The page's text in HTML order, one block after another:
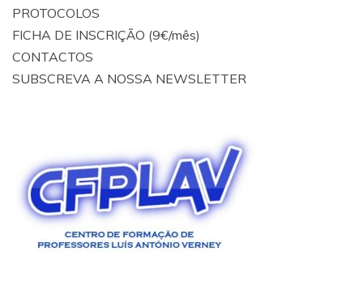
PROTOCOLOS
FICHA DE INSCRIÇÃO (9€/mês)
CONTACTOS
SUBSCREVA A NOSSA NEWSLETTER